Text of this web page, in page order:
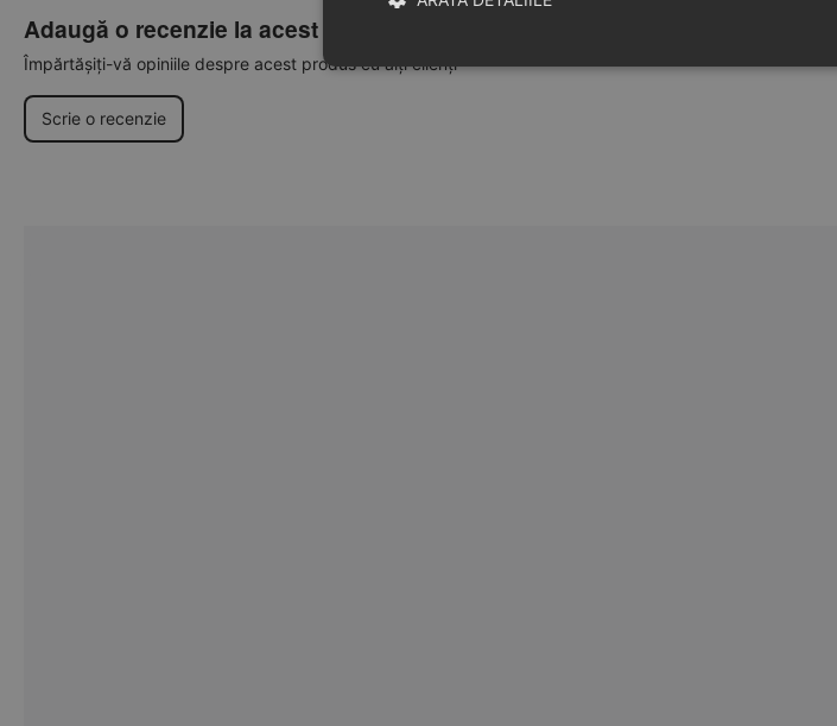
Adaugă o recenzie la acest produs
Împărtășiți-vă opiniile despre acest produs cu alți clienți
Scrie o recenzie